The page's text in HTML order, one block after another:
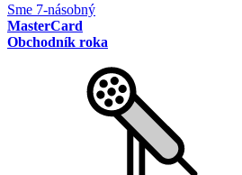
Sme 7-násobný
MasterCard
Obchodník roka